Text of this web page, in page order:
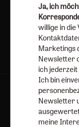
AGB und
Ja, ich
willige in
Marketings
Newsletter
ich
Ich bin
Newsletter
meine